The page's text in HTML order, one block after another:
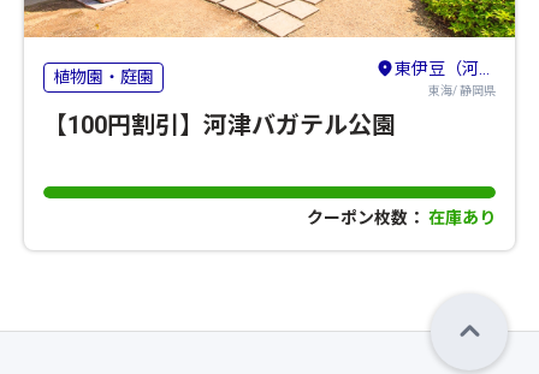
植物園・庭園 東伊豆（河津・熱川・稲取・北川）
東海/ 静岡県
【100円割引】河津バガテル公園
クーポン枚数： 在庫あり